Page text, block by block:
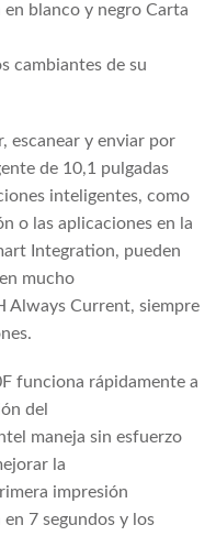
blanco y negro Carta
cambiantes de su
escanear y enviar por
de 10,1 pulgadas
inteligentes, como
o las aplicaciones en la
Integration, pueden
mucho
Always Current, siempre
funciona rápidamente a
del
maneja sin esfuerzo
la
impresión
7 segundos y los